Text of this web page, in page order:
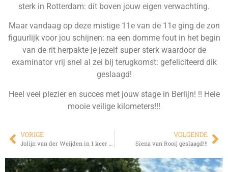
sterk in Rotterdam: dit boven jouw eigen verwachting.
Maar vandaag op deze mistige 11e van de 11e ging de zon
figuurlijk voor jou schijnen: na een domme fout in het begin
van de rit herpakte je jezelf super sterk waardoor de
examinator vrij snel al zei bij terugkomst: gefeliciteerd dik
geslaagd!
Heel veel plezier en succes met jouw stage in Berlijn! !! Hele
mooie veilige kilometers!!!
VORIGE
Jolijn van der Weijden in 1 keer geslaagd!!!
VOLGENDE
Siena van Rooij geslaagd!!!